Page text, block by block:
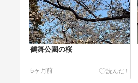
鶴舞公園の桜
5ヶ月前